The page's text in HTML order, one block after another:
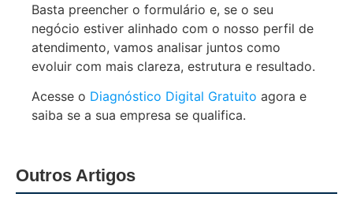
Basta preencher o formulário e, se o seu
negócio estiver alinhado com o nosso perfil de
atendimento, vamos analisar juntos como
evoluir com mais clareza, estrutura e resultado.
Acesse o Diagnóstico Digital Gratuito agora e
saiba se a sua empresa se qualifica.
Outros Artigos